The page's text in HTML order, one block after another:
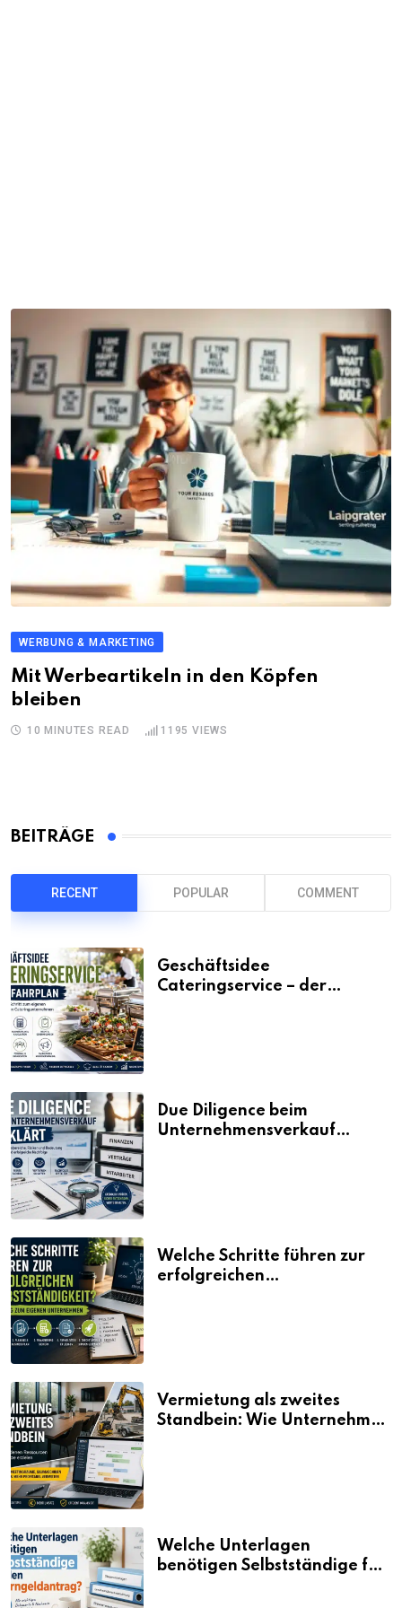
WERBUNG & MARKETING
Mit Werbeartikeln in den Köpfen
bleiben
10 MINUTES READ 1195 VIEWS
BEITRÄGE
RECENT POPULAR COMMENT
Geschäftsidee
Cateringservice – der
Due Diligence beim
Unternehmensverkauf
Welche Schritte führen zur
erfolgreichen
Vermietung als zweites
Standbein: Wie Unternehmen
Welche Unterlagen
benötigen Selbstständige für